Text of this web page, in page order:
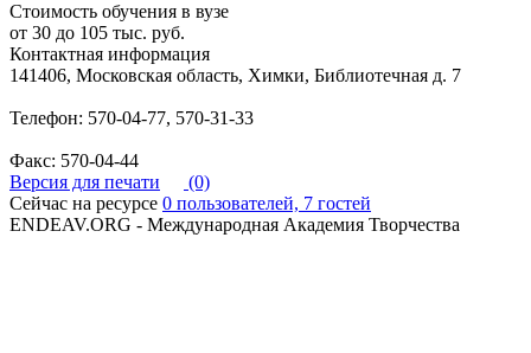
Стоимость обучения в вузе
от 30 до 105 тыс. руб.
Контактная информация
141406, Московская область, Химки, Библиотечная д. 7
Телефон: 570-04-77, 570-31-33
Факс: 570-04-44
Версия для печати
(0)
Сейчас на ресурсе 0 пользователей, 7 гостей
ENDEAV.ORG - Международная Академия Творчества